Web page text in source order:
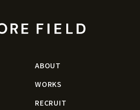
ABOUT
WORKS
RECRUIT